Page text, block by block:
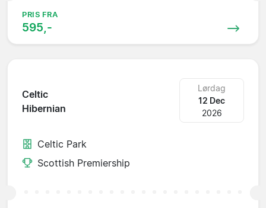
PRIS FRA
595,-
Celtic
Hibernian
Lørdag
12 Dec
2026
Celtic Park
Scottish Premiership